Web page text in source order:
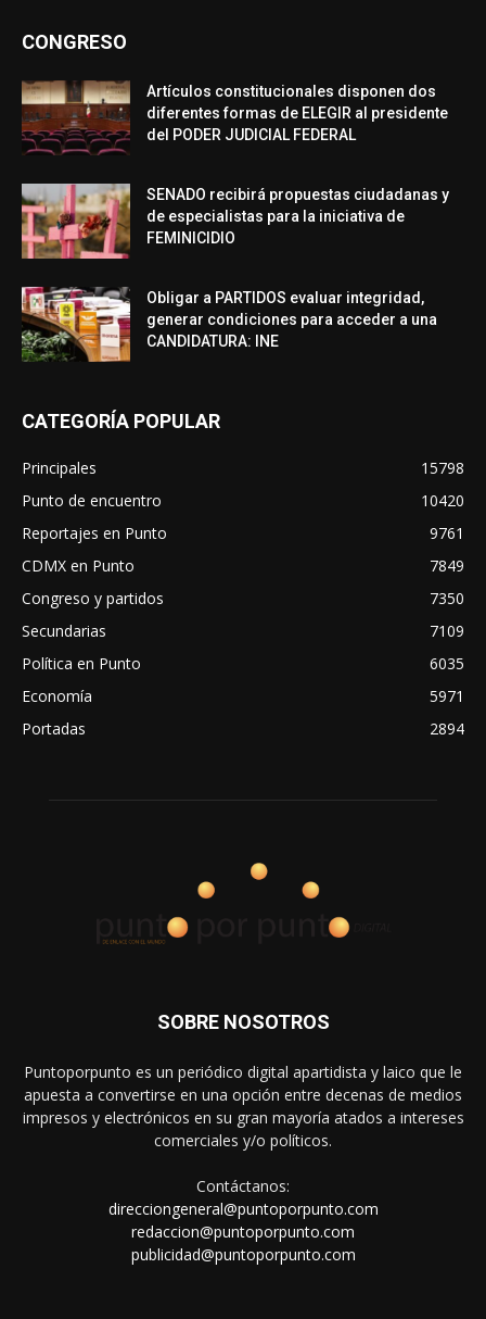
CONGRESO
Artículos constitucionales disponen dos
diferentes formas de ELEGIR al presidente
del PODER JUDICIAL FEDERAL
SENADO recibirá propuestas ciudadanas y
de especialistas para la iniciativa de
FEMINICIDIO
Obligar a PARTIDOS evaluar integridad,
generar condiciones para acceder a una
CANDIDATURA: INE
CATEGORÍA POPULAR
Principales
15798
Punto de encuentro
10420
Reportajes en Punto
9761
CDMX en Punto
7849
Congreso y partidos
7350
Secundarias
7109
Política en Punto
6035
Economía
5971
Portadas
2894
SOBRE NOSOTROS
Puntoporpunto es un periódico digital apartidista y laico que le
apuesta a convertirse en una opción entre decenas de medios
impresos y electrónicos en su gran mayoría atados a intereses
comerciales y/o políticos.
Contáctanos:
direcciongeneral@puntoporpunto.com
redaccion@puntoporpunto.com
publicidad@puntoporpunto.com